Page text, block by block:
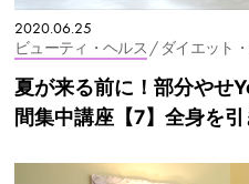
2020.06.25
ビューティ・ヘルス / ダイエット
夏が来る前に！部分やせ
間集中講座【7】全身を